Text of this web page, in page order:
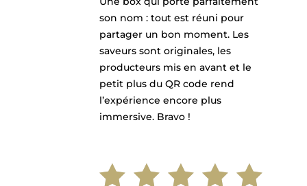
sur 5
son nom : tout est réuni pour
partager un bon moment. Les
saveurs sont originales, les
producteurs mis en avant et le
petit plus du QR code rend
l’expérience encore plus
immersive. Bravo !